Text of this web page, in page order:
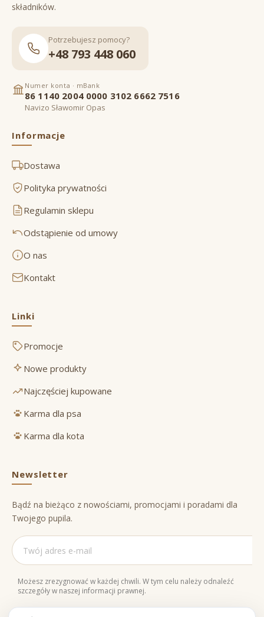
składników.
Potrzebujesz pomocy?
+48 793 448 060
Numer konta · mBank
86 1140 2004 0000 3102 6662 7516
Navizo Sławomir Opas
Informacje
Dostawa
Polityka prywatności
Regulamin sklepu
Odstąpienie od umowy
O nas
Kontakt
Linki
Promocje
Nowe produkty
Najczęściej kupowane
Karma dla psa
Karma dla kota
Newsletter
Bądź na bieżąco z nowościami, promocjami i poradami dla
Twojego pupila.
Możesz zrezygnować w każdej chwili. W tym celu należy odnaleźć
szczegóły w naszej informacji prawnej.